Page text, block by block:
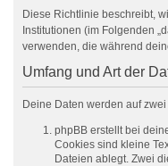
Diese Richtlinie beschreibt,
Institutionen (im Folgenden
verwenden, die während
Umfang und Art der
Deine Daten werden auf
phpBB erstellt bei
Cookies sind kleine
Dateien ablegt. Zwei